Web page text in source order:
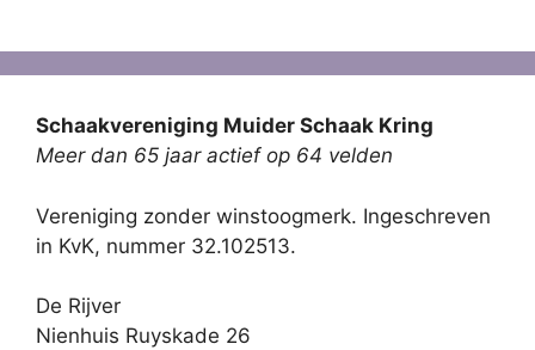
Schaakvereniging Muider Schaak Kring
Meer dan 65 jaar actief op 64 velden
Vereniging zonder winstoogmerk. Ingeschreven
in KvK, nummer 32.102513.
De Rijver
Nienhuis Ruyskade 26